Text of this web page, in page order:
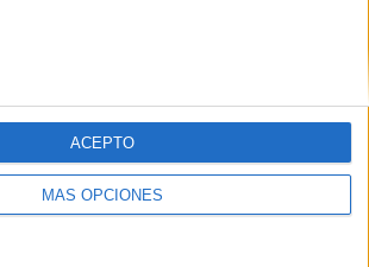
MÁS OPCIONES
ACEPTO